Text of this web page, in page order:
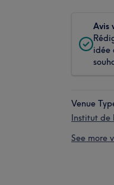
Avis
idée
Venue
Institut de
See more